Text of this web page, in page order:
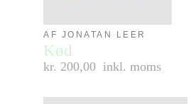
AF JONATAN LEER
Kød
kr. 200,00 inkl. moms